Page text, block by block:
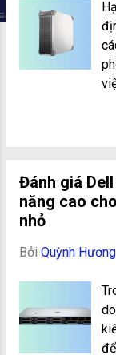
Đánh giá
năng cao
nhỏ
Bởi Quỳnh Hương